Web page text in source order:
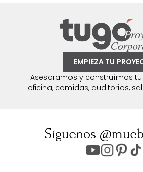
EMPIEZA TU
Asesoramos y construímos
oficina, comidas, auditorios,
Síguenos